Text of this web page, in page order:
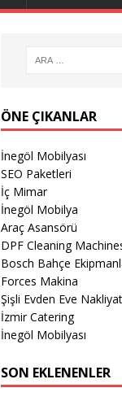
ÖNE ÇIKANLAR
İnegöl Mobilyası
SEO Paketleri
İç Mimar
İnegöl Mobilya
Araç Asansörü
DPF Cleaning
Bosch Bahçe
Forces Makina
Şişli Evden Eve Nakliyat
İzmir Catering
İnegöl Mobilyası
SON EKLENENLER